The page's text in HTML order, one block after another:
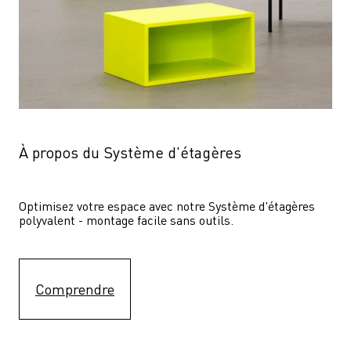
À propos du Système d'étagères
Optimisez votre espace avec notre Système d'étagères
polyvalent - montage facile sans outils.
Comprendre